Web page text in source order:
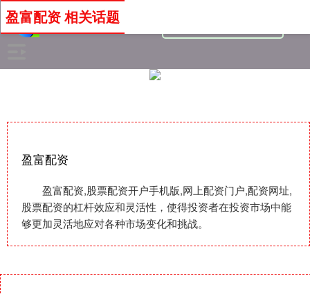
盈富配资
盈富配资,股票配资开户手机版,网上配资门户,配资网址,
股票配资的杠杆效应和灵活性，使得投资者在投资市场中能
够更加灵活地应对各种市场变化和挑战。
盈富配资 相关话题